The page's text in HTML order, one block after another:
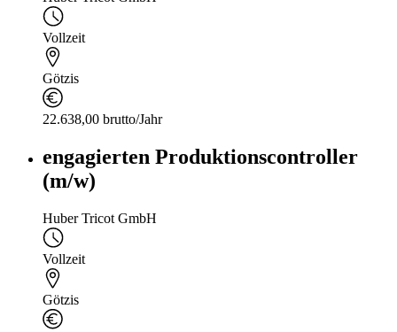
Vollzeit
Götzis
22.638,00 brutto/Jahr
engagierten Produktionscontroller
(m/w)
Huber Tricot GmbH
Vollzeit
Götzis